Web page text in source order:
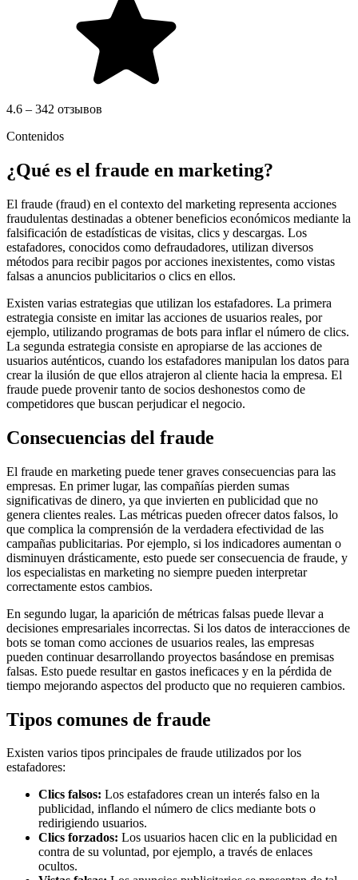
4.6 – 342 отзывов
Contenidos
¿Qué es el fraude en marketing?
El fraude (fraud) en el contexto del marketing representa acciones
fraudulentas destinadas a obtener beneficios económicos mediante la
falsificación de estadísticas de visitas, clics y descargas. Los
estafadores, conocidos como defraudadores, utilizan diversos
métodos para recibir pagos por acciones inexistentes, como vistas
falsas a anuncios publicitarios o clics en ellos.
Existen varias estrategias que utilizan los estafadores. La primera
estrategia consiste en imitar las acciones de usuarios reales, por
ejemplo, utilizando programas de bots para inflar el número de clics.
La segunda estrategia consiste en apropiarse de las acciones de
usuarios auténticos, cuando los estafadores manipulan los datos para
crear la ilusión de que ellos atrajeron al cliente hacia la empresa. El
fraude puede provenir tanto de socios deshonestos como de
competidores que buscan perjudicar el negocio.
Consecuencias del fraude
El fraude en marketing puede tener graves consecuencias para las
empresas. En primer lugar, las compañías pierden sumas
significativas de dinero, ya que invierten en publicidad que no
genera clientes reales. Las métricas pueden ofrecer datos falsos, lo
que complica la comprensión de la verdadera efectividad de las
campañas publicitarias. Por ejemplo, si los indicadores aumentan o
disminuyen drásticamente, esto puede ser consecuencia de fraude, y
los especialistas en marketing no siempre pueden interpretar
correctamente estos cambios.
En segundo lugar, la aparición de métricas falsas puede llevar a
decisiones empresariales incorrectas. Si los datos de interacciones de
bots se toman como acciones de usuarios reales, las empresas
pueden continuar desarrollando proyectos basándose en premisas
falsas. Esto puede resultar en gastos ineficaces y en la pérdida de
tiempo mejorando aspectos del producto que no requieren cambios.
Tipos comunes de fraude
Existen varios tipos principales de fraude utilizados por los
estafadores:
Clics falsos: Los estafadores crean un interés falso en la
publicidad, inflando el número de clics mediante bots o
redirigiendo usuarios.
Clics forzados: Los usuarios hacen clic en la publicidad en
contra de su voluntad, por ejemplo, a través de enlaces
ocultos.